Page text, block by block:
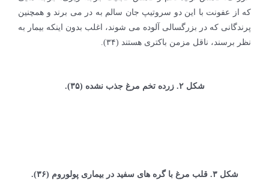
که از عفونت با این دو سروتیپ جان سالم به در می برند و همچنین
پرندگانی که در بزرگسالی آلوده می شوند، اغلب بدون اینکه بیمار به
نظر برسند، ناقل مزمن باکتری هستند (۳۴).
شکل ۲. زرده تخم مرغ جذب نشده (۳۵).
شکل ۳. قلب مرغ با گره های سفید در بیماری پولوروم (۳۶).